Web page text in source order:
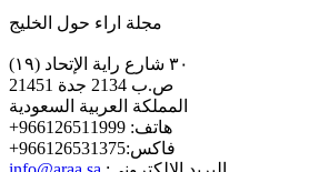
مجلة اراء حول الخليج
٣٠ شارع راية الإتحاد (١٩)
ص.ب 2134 جدة 21451
المملكة العربية السعودية
+هاتف: 966126511999
+فاكس:966126531375